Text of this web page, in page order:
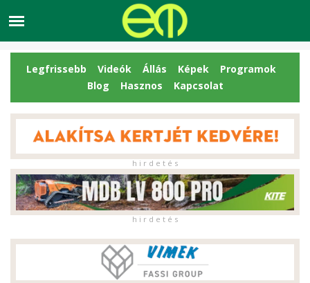
Legfrissebb Videók Állás Képek
Programok
Blog
Hasznos Kapcsolat
h i r d e t é s
h i r d e t é s